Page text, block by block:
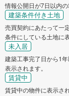
情報公開日が7日以内の
建築条件付き土地
売買契約にあたって一
条件にしている土地に
未入居
建築工事完了日から1
表示されます。
賃貸中
賃貸中の物件に表示され